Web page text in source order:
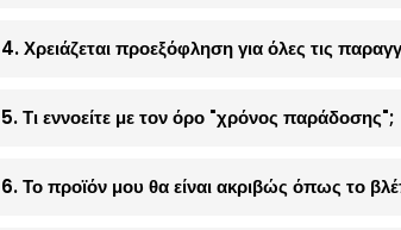
4. Χρειάζεται προεξόφληση για όλες τις
5. Τι εννοείτε με τον όρο "χρόνος παράδοσης";
6. Το προϊόν μου θα είναι ακριβώς όπως το